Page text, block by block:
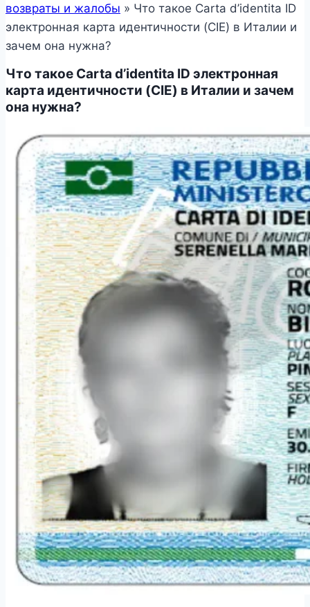
возвраты и жалобы » Что такое Carta d’identita ID
электронная карта идентичности (CIE) в Италии и
зачем она нужна?
Что такое Carta d’identita ID электронная
карта идентичности (CIE) в Италии и зачем
она нужна?